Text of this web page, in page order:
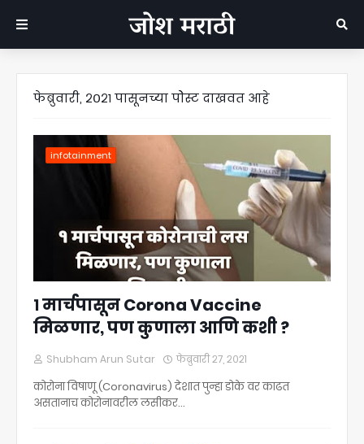
फेब्रुवारी, २०२१ पासूनच्या पोेस्ट दाखवत आहे
infotainment
१ मार्चपासून Corona Vaccine
मिळणार, पण कुणाला आणि कशी ?
Shubham Arun Sutar फेब्रुवारी २७, २०२१
कोरोना विषाणू (Coronavirus) देशात पुन्हा डोके वर काढत
असतानाच कोरोनावरील लसीकर…